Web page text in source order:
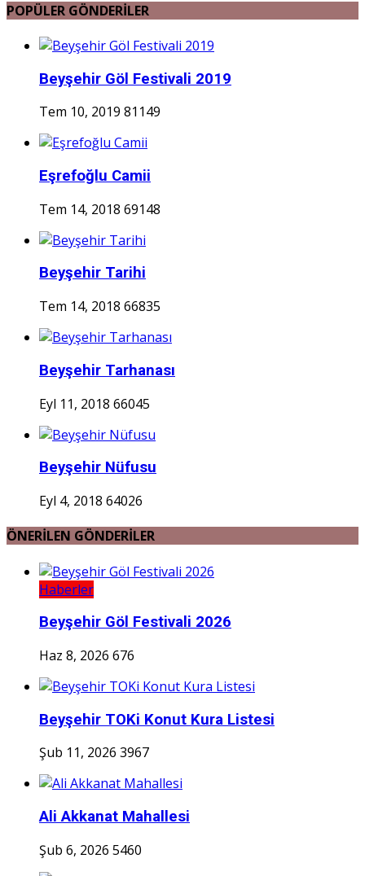
POPÜLER GÖNDERİLER
Beyşehir Göl Festivali 2019
Tem 10, 2019 81149
Eşrefoğlu Camii
Tem 14, 2018 69148
Beyşehir Tarihi
Tem 14, 2018 66835
Beyşehir Tarhanası
Eyl 11, 2018 66045
Beyşehir Nüfusu
Eyl 4, 2018 64026
ÖNERİLEN GÖNDERİLER
Haberler
Beyşehir Göl Festivali 2026
Haz 8, 2026 676
Beyşehir TOKi Konut Kura Listesi
Şub 11, 2026 3967
Ali Akkanat Mahallesi
Şub 6, 2026 5460